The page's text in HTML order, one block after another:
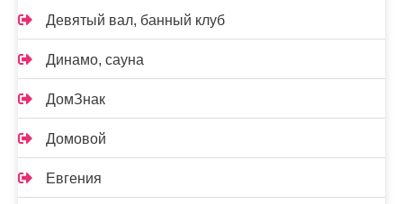
Девятый вал, банный клуб
Динамо, сауна
ДомЗнак
Домовой
Евгения